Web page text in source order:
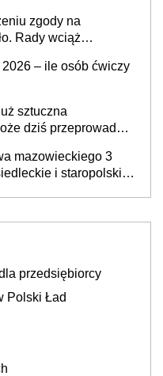
zgody na
Rady wciąż
– ile osób ćwiczy
sztuczna
dziś przeprowadzić
mazowieckiego 3
i staropolskie.
przedsiębiorcy
Polski Ład